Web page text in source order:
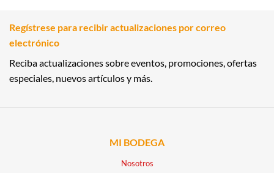
Regístrese para recibir actualizaciones por correo
electrónico
Reciba actualizaciones sobre eventos, promociones, ofertas
especiales, nuevos artículos y más.
MI BODEGA
Nosotros